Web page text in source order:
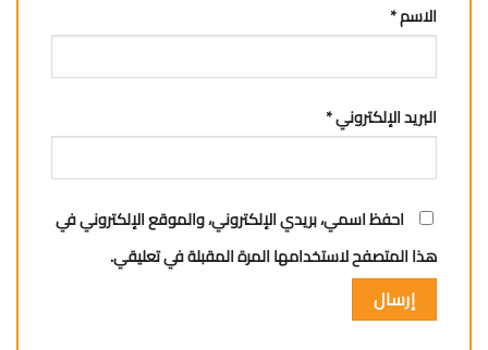
الاسم*
البريد الإلكتروني*
احفظ اسمي، بريدي الإلكتروني، والموقع الإلكتروني في
هذا المتصفح لاستخدامها المرة المقبلة في تعليقي.